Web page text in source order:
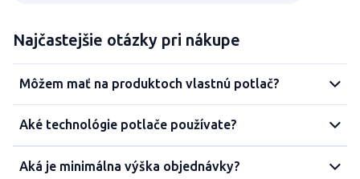
Najčastejšie otázky pri nákupe
Môžem mať na produktoch vlastnú potlač?
Aké technológie potlače používate?
Aká je minimálna výška objednávky?